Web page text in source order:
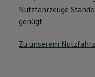
Nutzfahrzeuge
genügt.
Zu unserem